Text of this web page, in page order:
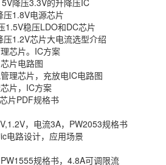
降压3.3V的升降压IC
1.8V电源芯片
1.5V稳压LDO和DC芯片
1.2V芯片大电流选型介绍
芯片。IC方案
片电路图
理芯片，充放电IC电路图
片，IC方案
片PDF规格书
，电流3A，PW2053规格书
电路设计，应用场景
规格书，4.8A可调限流